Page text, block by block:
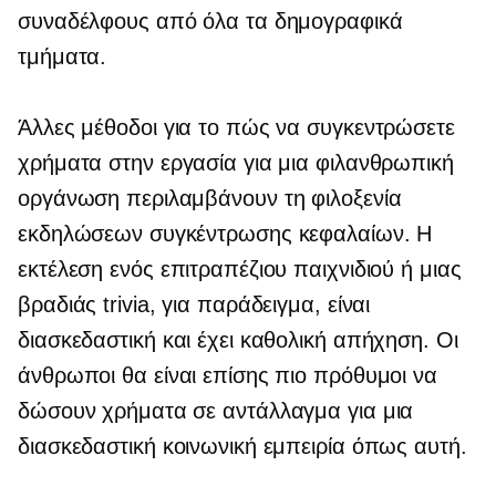
συναδέλφους από όλα τα δημογραφικά
τμήματα.
Άλλες μέθοδοι για το πώς να συγκεντρώσετε
χρήματα στην εργασία για μια φιλανθρωπική
οργάνωση περιλαμβάνουν τη φιλοξενία
εκδηλώσεων συγκέντρωσης κεφαλαίων. Η
εκτέλεση ενός επιτραπέζιου παιχνιδιού ή μιας
βραδιάς trivia, για παράδειγμα, είναι
διασκεδαστική και έχει καθολική απήχηση. Οι
άνθρωποι θα είναι επίσης πιο πρόθυμοι να
δώσουν χρήματα σε αντάλλαγμα για μια
διασκεδαστική κοινωνική εμπειρία όπως αυτή.